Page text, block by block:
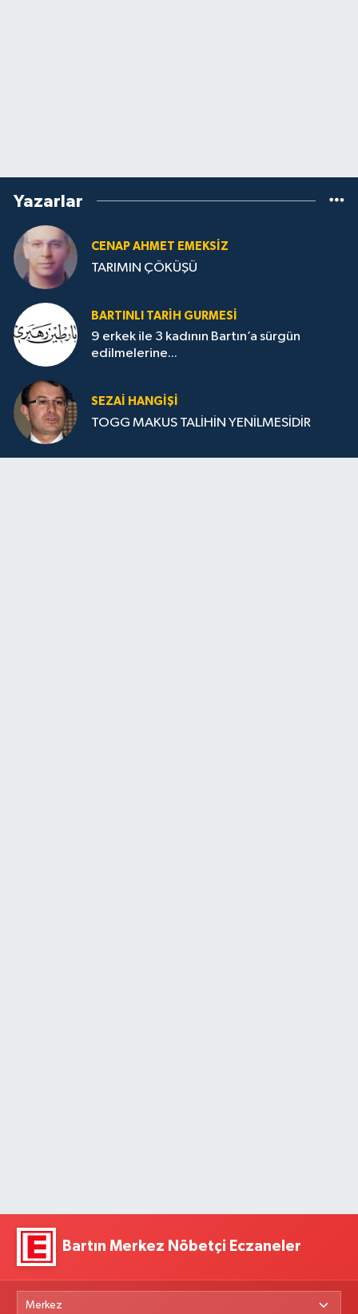
Yazarlar
CENAP AHMET EMEKSİZ
TARIMIN ÇÖKÜŞÜ
BARTINLI TARIH GURMESI
9 erkek ile 3 kadının Bartın’a sürgün
edilmelerine...
SEZAI HANGİŞİ
TOGG MAKUS TALİHİN YENİLMESİDİR
Bartın Merkez Nöbetçi Eczaneler